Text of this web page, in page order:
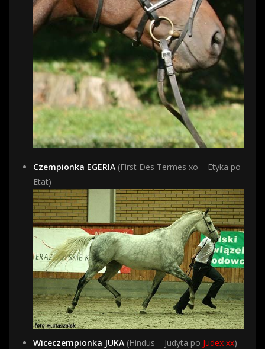
Czempionka EGERIA (First Des Termes xo – Etyka po
Etat)
Wiceczempionka JUKA (Hindus – Judyta po Judex xx)